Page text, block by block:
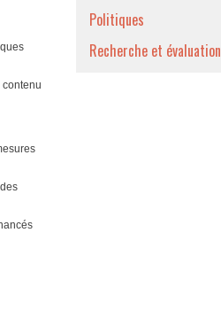
Politiques
Recherche et évaluation